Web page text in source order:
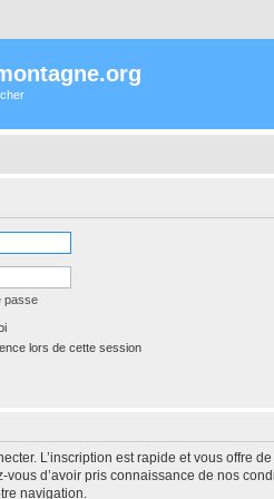
passe
lors de cette session
L’inscription est rapide et vous
d’avoir pris connaissance de nos
navigation.